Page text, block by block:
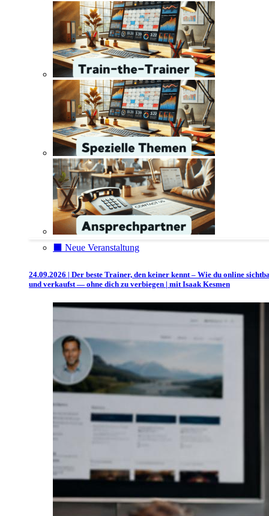
⬛️ Neue Veranstaltung
24.09.2026 | Der beste Trainer, den keiner kennt – Wie du online
und verkaufst — ohne dich zu verbiegen | mit Isaak Kesmen